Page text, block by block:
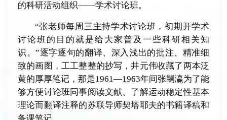
的科研活动组织——学术讨论班。
“张老师每周三主持学术讨论班，初期开学术
讨论班的目的就是给大家普及一些科研相关知
识。”逐字逐句的翻译、深入浅出的批注、精准细
致的画图，工工整整的抄写，井元伟收藏了两本泛
黄的厚厚笔记，那是1961—1963年间张嗣瀛为了能
够方便讨论班同事阅读文献、了解运动稳定性基本
理论而翻译注释的苏联导师契塔耶夫的书籍译稿和